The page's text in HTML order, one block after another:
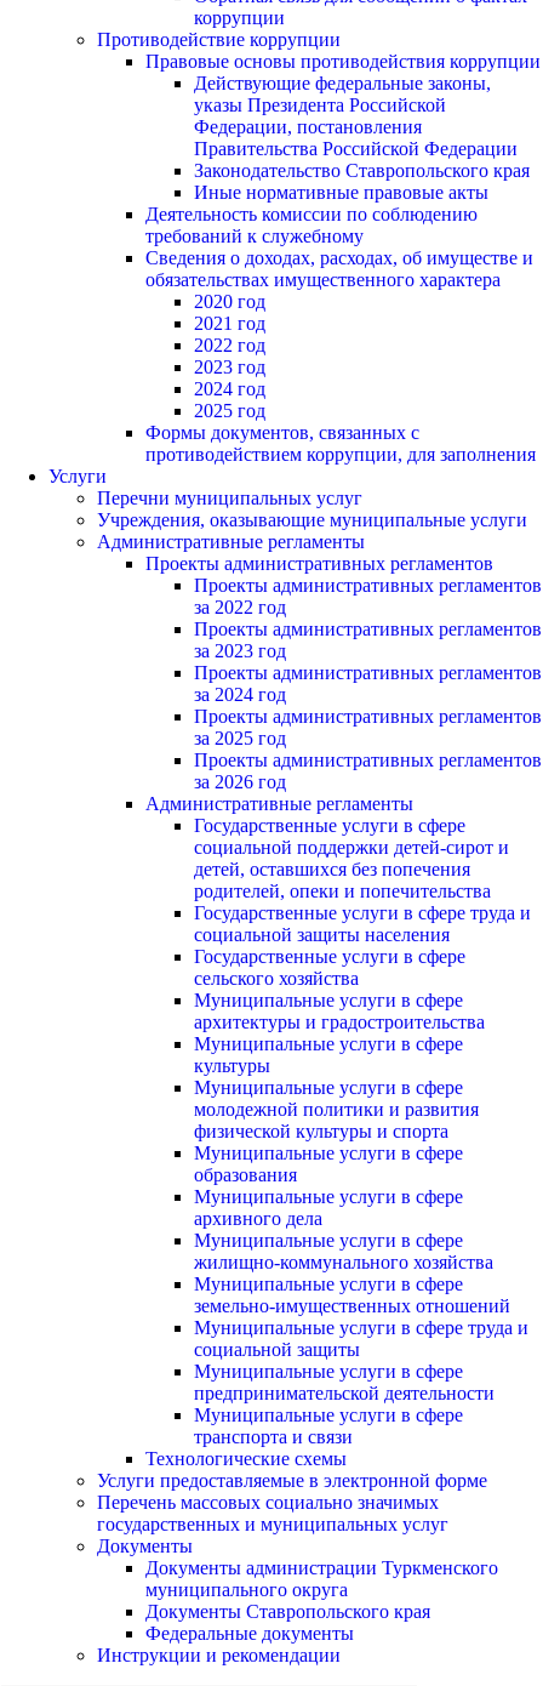
коррупции
Противодействие коррупции
Правовые основы противодействия коррупции
Действующие федеральные законы,
указы Президента Российской
Федерации, постановления
Правительства Российской Федерации
Законодательство Ставропольского края
Иные нормативные правовые акты
Деятельность комиссии по соблюдению
требований к служебному
Сведения о доходах, расходах, об имуществе и
обязательствах имущественного характера
2020 год
2021 год
2022 год
2023 год
2024 год
2025 год
Формы документов, связанных с
противодействием коррупции, для заполнения
Услуги
Перечни муниципальных услуг
Учреждения, оказывающие муниципальные услуги
Административные регламенты
Проекты административных регламентов
Проекты административных регламентов
за 2022 год
Проекты административных регламентов
за 2023 год
Проекты административных регламентов
за 2024 год
Проекты административных регламентов
за 2025 год
Проекты административных регламентов
за 2026 год
Административные регламенты
Государственные услуги в сфере
социальной поддержки детей-сирот и
детей, оставшихся без попечения
родителей, опеки и попечительства
Государственные услуги в сфере труда и
социальной защиты населения
Государственные услуги в сфере
сельского хозяйства
Муниципальные услуги в сфере
архитектуры и градостроительства
Муниципальные услуги в сфере
культуры
Муниципальные услуги в сфере
молодежной политики и развития
физической культуры и спорта
Муниципальные услуги в сфере
образования
Муниципальные услуги в сфере
архивного дела
Муниципальные услуги в сфере
жилищно-коммунального хозяйства
Муниципальные услуги в сфере
земельно-имущественных отношений
Муниципальные услуги в сфере труда и
социальной защиты
Муниципальные услуги в сфере
предпринимательской деятельности
Муниципальные услуги в сфере
транспорта и связи
Технологические схемы
Услуги предоставляемые в электронной форме
Перечень массовых социально значимых
государственных и муниципальных услуг
Документы
Документы администрации Туркменского
муниципального округа
Документы Ставропольского края
Федеральные документы
Инструкции и рекомендации